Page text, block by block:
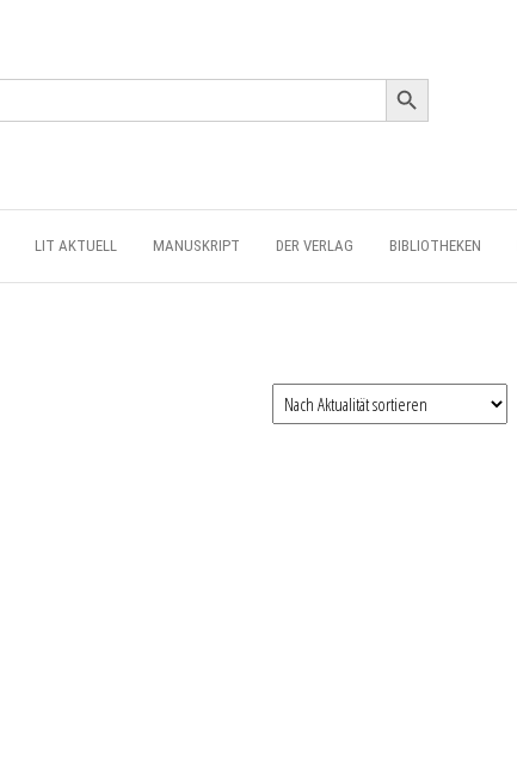
Search Button
LIT AKTUELL MANUSKRIPT DER VERLAG BIBLIOTHEKEN